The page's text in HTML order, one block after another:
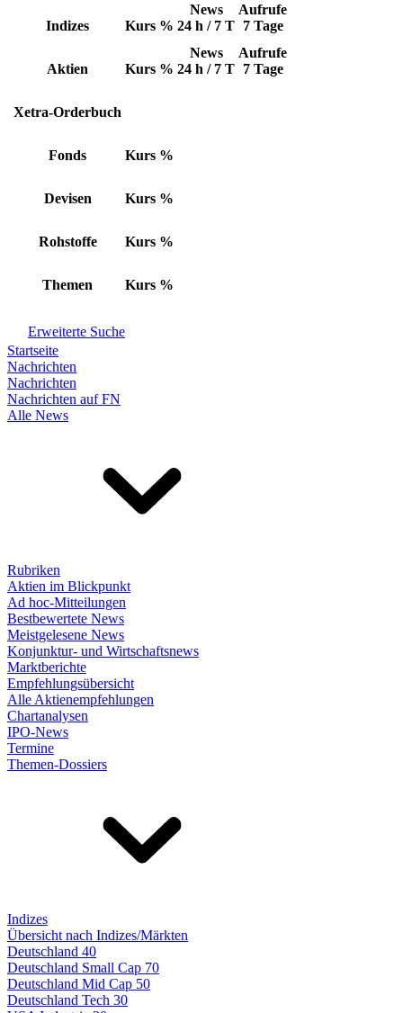
Indizes Kurs %
News
24 h / 7 T
Aufrufe
7 Tage
Aktien Kurs %
News
24 h / 7 T
Aufrufe
7 Tage
Xetra-Orderbuch
Fonds Kurs %
Devisen Kurs %
Rohstoffe Kurs %
Themen Kurs %
Erweiterte Suche
Startseite
Nachrichten
Nachrichten
Nachrichten auf FN
Alle News
Rubriken
Aktien im Blickpunkt
Ad hoc-Mitteilungen
Bestbewertete News
Meistgelesene News
Konjunktur- und Wirtschaftsnews
Marktberichte
Empfehlungsübersicht
Alle Aktienempfehlungen
Chartanalysen
IPO-News
Termine
Themen-Dossiers
Indizes
Übersicht nach Indizes/Märkten
Deutschland 40
Deutschland Small Cap 70
Deutschland Mid Cap 50
Deutschland Tech 30